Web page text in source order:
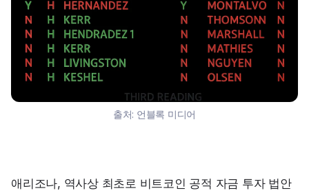
출처: 언블록 미디어
애리조나, 역사상 최초로 비트코인 공적 자금 투자 법안